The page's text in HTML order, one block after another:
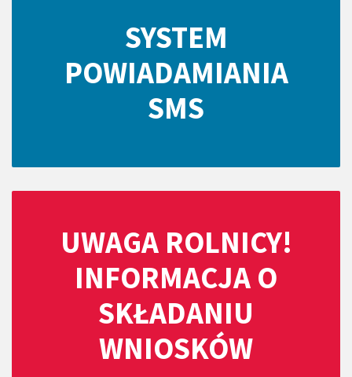
SYSTEM
POWIADAMIANIA
SMS
UWAGA ROLNICY!
INFORMACJA O
SKŁADANIU
WNIOSKÓW